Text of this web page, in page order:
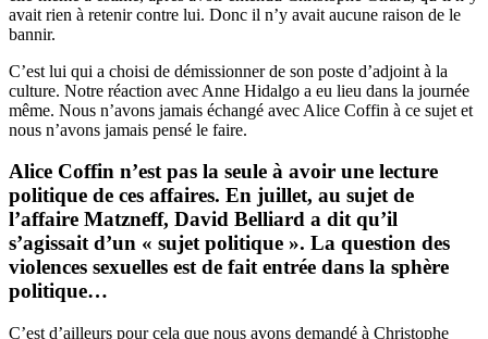
avait rien à retenir contre lui. Donc il n’y avait aucune raison de le
bannir.
C’est lui qui a choisi de démissionner de son poste d’adjoint à la
culture. Notre réaction avec Anne Hidalgo a eu lieu dans la journée
même. Nous n’avons jamais échangé avec Alice Coffin à ce sujet et
nous n’avons jamais pensé le faire.
Alice Coffin n’est pas la seule à avoir une lecture
politique de ces affaires. En juillet, au sujet de
l’affaire Matzneff, David Belliard a dit qu’il
s’agissait d’un « sujet politique ». La question des
violences sexuelles est de fait entrée dans la sphère
politique…
C’est d’ailleurs pour cela que nous avons demandé à Christophe